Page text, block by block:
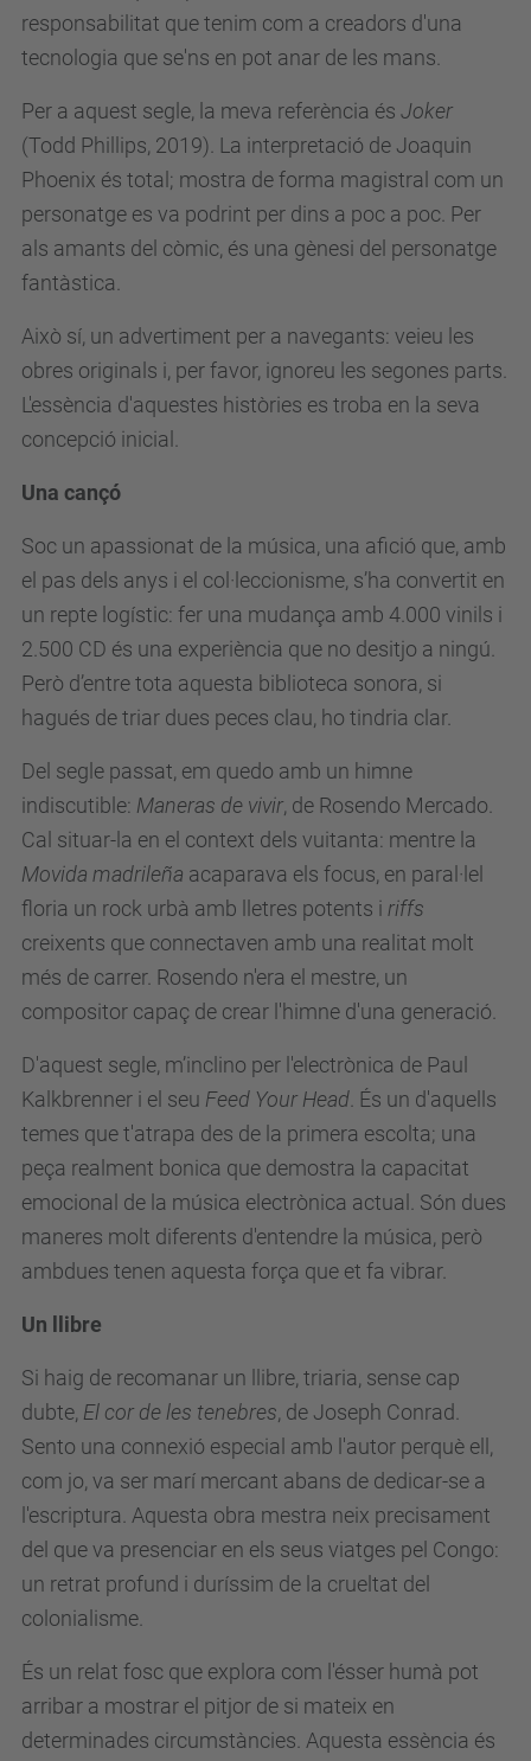
responsabilitat que tenim com a creadors d'una
tecnologia que se'ns en pot anar de les mans.
Per a aquest segle, la meva referència és Joker
(Todd Phillips, 2019). La interpretació de Joaquin
Phoenix és total; mostra de forma magistral com un
personatge es va podrint per dins a poc a poc. Per
als amants del còmic, és una gènesi del personatge
fantàstica.
Això sí, un advertiment per a navegants: veieu les
obres originals i, per favor, ignoreu les segones parts.
L'essència d'aquestes històries es troba en la seva
concepció inicial.
Una cançó
Soc un apassionat de la música, una afició que, amb
el pas dels anys i el col·leccionisme, s’ha convertit en
un repte logístic: fer una mudança amb 4.000 vinils i
2.500 CD és una experiència que no desitjo a ningú.
Però d’entre tota aquesta biblioteca sonora, si
hagués de triar dues peces clau, ho tindria clar.
Del segle passat, em quedo amb un himne
indiscutible: Maneras de vivir, de Rosendo Mercado.
Cal situar-la en el context dels vuitanta: mentre la
Movida madrileña acaparava els focus, en paral·lel
floria un rock urbà amb lletres potents i riffs
creixents que connectaven amb una realitat molt
més de carrer. Rosendo n'era el mestre, un
compositor capaç de crear l'himne d'una generació.
D'aquest segle, m’inclino per l'electrònica de Paul
Kalkbrenner i el seu Feed Your Head . És un d'aquells
temes que t'atrapa des de la primera escolta; una
peça realment bonica que demostra la capacitat
emocional de la música electrònica actual. Són dues
maneres molt diferents d'entendre la música, però
ambdues tenen aquesta força que et fa vibrar.
Un llibre
Si haig de recomanar un llibre, triaria, sense cap
dubte, El cor de les tenebres, de Joseph Conrad.
Sento una connexió especial amb l'autor perquè ell,
com jo, va ser marí mercant abans de dedicar-se a
l'escriptura. Aquesta obra mestra neix precisament
del que va presenciar en els seus viatges pel Congo:
un retrat profund i duríssim de la crueltat del
colonialisme.
És un relat fosc que explora com l'ésser humà pot
arribar a mostrar el pitjor de si mateix en
determinades circumstàncies. Aquesta essència és